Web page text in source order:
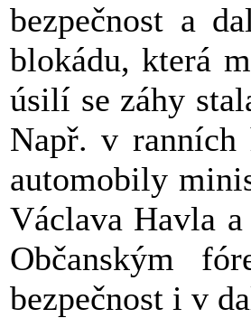
bezpečnost a
blokádu, která
úsilí se záhy
Např. v
automobily
Václava Havla
Občanským
bezpečnost i v